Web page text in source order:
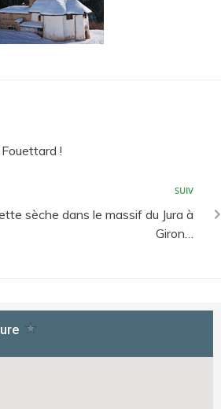
!
SUIV
sèche dans le massif du Jura à
Giron…